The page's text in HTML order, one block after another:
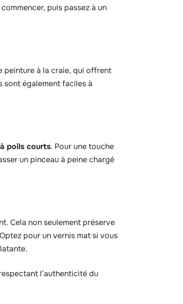
puis passez à un
peinture à la craie, qui offrent
sont également faciles à
poils courts. Pour une touche
un pinceau à peine chargé
Cela non seulement préserve
pour un vernis mat si vous
l’authenticité du